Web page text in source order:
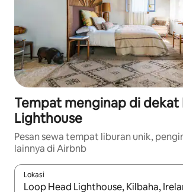
Tempat menginap di dekat
Lighthouse
Pesan sewa tempat liburan unik,
lainnya di Airbnb
Lokasi
Jika hasil yang dicari tersedia, telusuri